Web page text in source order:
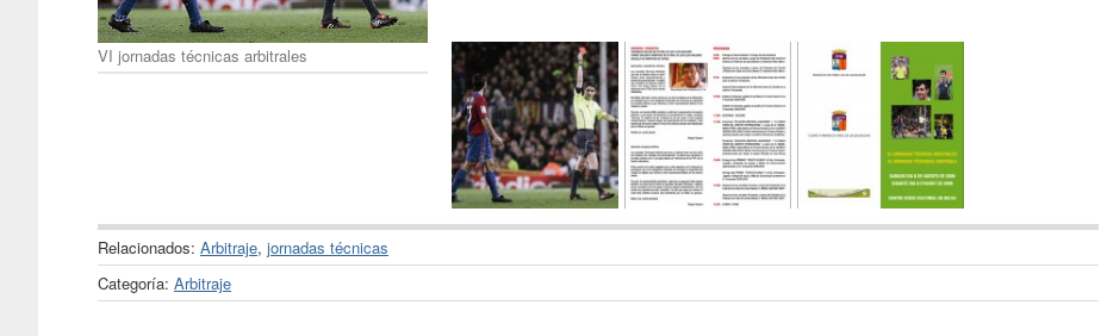
VI jornadas técnicas arbitrales
Relacionados: Arbitraje, jornadas técnicas
Categoría: Arbitraje